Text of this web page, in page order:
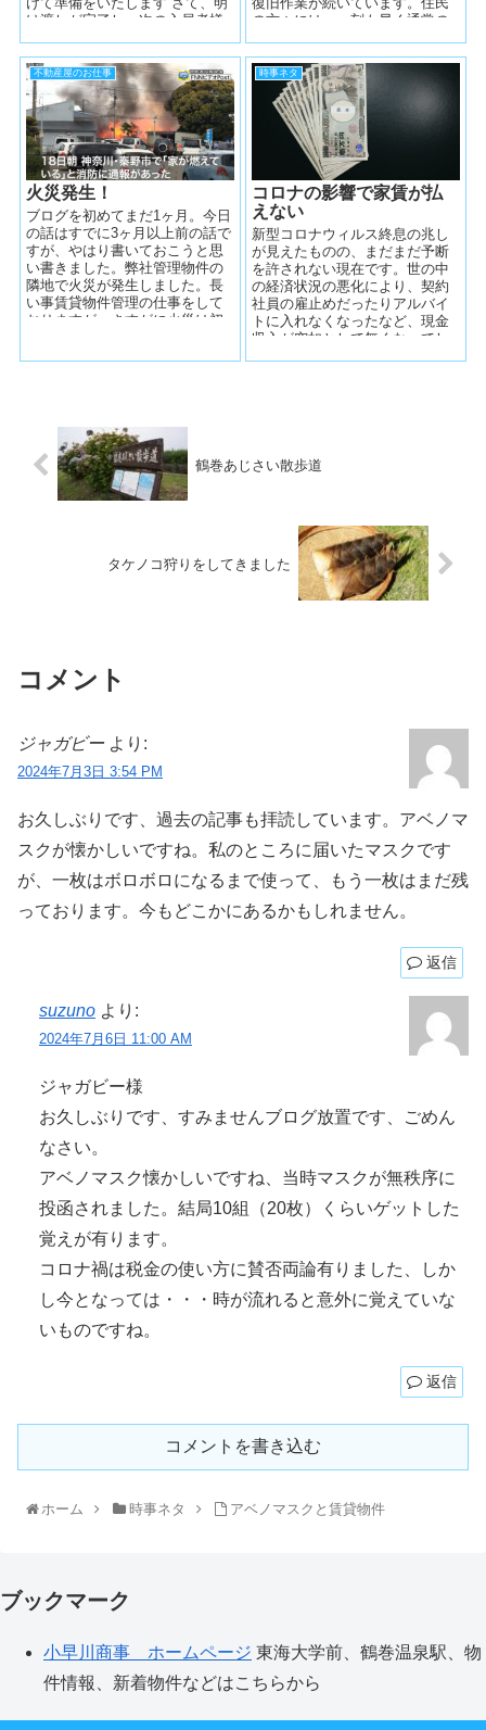
け渡しが完了し、次の入居者様
の方々には、一刻も早く通常の
します。...
不動産屋のお仕事
火災発生！
ブログを初めてまだ1ヶ月。今日
の話はすでに3ヶ月以上前の話で
すが、やはり書いておこうと思
い書きました。弊社管理物件の
隣地で火災が発生しました。長
い事賃貸物件管理の仕事をして
おりますが、さすがに火災は初
時事ネタ
コロナの影響で家賃が払
えない
新型コロナウィルス終息の兆し
が見えたものの、まだまだ予断
を許されない現在です。世の中
の経済状況の悪化により、契約
社員の雇止めだったりアルバイ
トに入れなくなったなど、現金
収入が突如として無くなってし
鶴巻あじさい散歩道
タケノコ狩りをしてきました
コメント
ジャガビー より:
2024年7月3日 3:54 PM
お久しぶりです、過去の記事も拝読しています。アベノマ
スクが懐かしいですね。私のところに届いたマスクです
が、一枚はボロボロになるまで使って、もう一枚はまだ残
っております。今もどこかにあるかもしれません。
返信
suzuno より:
2024年7月6日 11:00 AM
ジャガビー様
お久しぶりです、すみませんブログ放置です、ごめん
なさい。
アベノマスク懐かしいですね、当時マスクが無秩序に
投函されました。結局10組（20枚）くらいゲットした
覚えが有ります。
コロナ禍は税金の使い方に賛否両論有りました、しか
し今となっては・・・時が流れると意外に覚えていな
いものですね。
返信
コメントを書き込む
ホーム 時事ネタ アベノマスクと賃貸物件
ブックマーク
小早川商事 ホームページ 東海大学前、鶴巻温泉駅、物
件情報、新着物件などはこちらから